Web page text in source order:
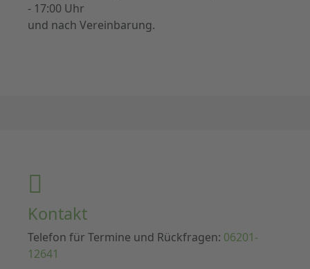
- 17:00 Uhr
und nach Vereinbarung.
Kontakt
Telefon für Termine und Rückfragen: 06201-
12641